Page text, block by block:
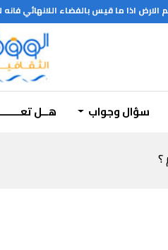
اذا ما قيس بالفضاء اللانهائي
سؤال وجواب هــل
؟